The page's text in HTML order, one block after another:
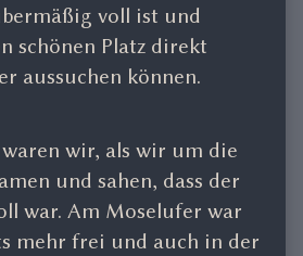
voll ist und
schönen Platz direkt
aussuchen können.
wir, als wir um die
und sahen, dass der
war. Am Moselufer war
mehr frei und auch in der